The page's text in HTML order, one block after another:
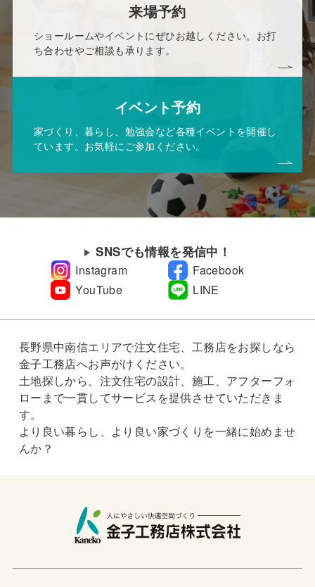
来場予約
ショールームやイベントにぜひお越しください。お打
ち合わせやご相談も承ります。
イベント予約
家づくり、暮らし、勉強会など各種イベントを開催し
ています。お気軽にご参加ください。
SNSでも情報を発信中！
Instagram
Facebook
YouTube
LINE
長野県中南信エリアで注文住宅、工務店をお探しなら
金子工務店へお声がけください。
土地探しから、注文住宅の設計、施工、アフターフォ
ローまで一貫してサービスを提供させていただきま
す。
より良い暮らし、より良い家づくりを一緒に始めませ
んか？